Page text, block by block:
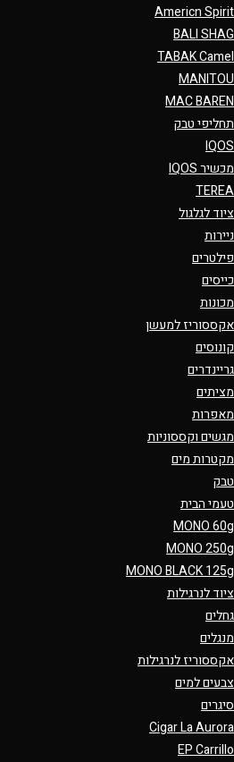
Americn Spirit
BALI SHAG
TABAK Camel
MANITOU
MAC BAREN
תחליפי טבק
IQOS
מכשיר IQOS
TEREA
ציוד לגלגול
ניירות
פילטרים
כייסים
מכונות
אקססוריז למעשן
קונוסים
גריינדרים
מציתים
מאפרות
מגשים וקססוניות
מקטרות מים
טבק
טעמי הבית
MONO 60g
MONO 250g
MONO BLACK 125g
ציוד לנרגילות
גחלים
מנגלים
אקססוריז לנרגילות
צבעים למים
סיגרים
Cigar La Aurora
EP Carrillo